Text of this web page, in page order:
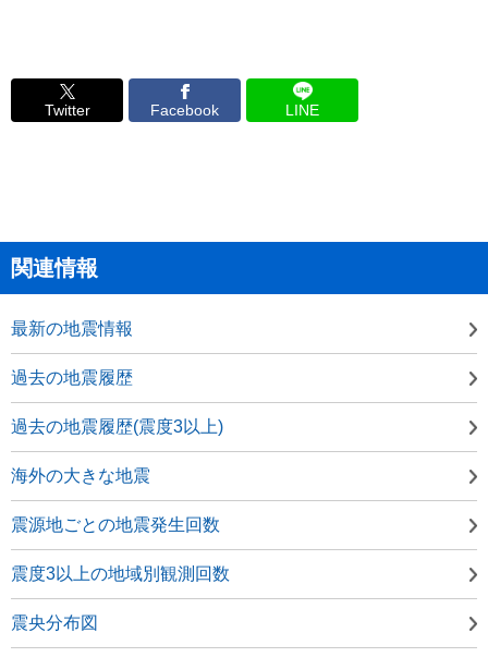
Twitter Facebook LINE
関連情報
最新の地震情報
過去の地震履歴
過去の地震履歴(震度3以上)
海外の大きな地震
震源地ごとの地震発生回数
震度3以上の地域別観測回数
震央分布図